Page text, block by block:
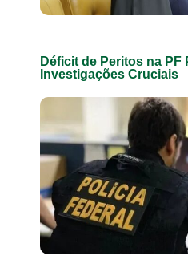
Déficit de Peritos na PF
Investigações Cruciais